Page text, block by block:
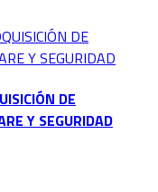
DE
Y SEGURIDAD